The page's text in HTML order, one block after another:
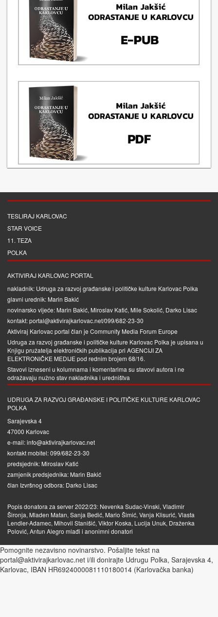
TESLIRAJ KARLOVAC
STAR VOICE
11. TEZA
POLKA
AKTIVIRAJ KARLOVAC PORTAL
nakladnik: Udruga za razvoj građanske i političke kulture Karlovac Polka
glavni urednik: Marin Bakić
novinarsko vijeće: Marin Bakić, Miroslav Katić, Mile Sokolić, Darko Lisac
kontakt: portal@aktivirajkarlovac.net/099/682-23-30
Aktiviraj Karlovac portal član je Community Media Forum Europe
Udruga za razvoj građanske i političke kulture Karlovac Polka je upisana u
Knjigu pružatelja elektroničkih publikacija pri AGENCIJI ZA
ELEKTRONIČKE MEDIJEpod rednim brojem 68/16.
Stavovi izneseni u kolumnama i komentarima su stavovi autora i ne
odražavaju nužno stav nakladnika i uredništva
UDRUGA ZA RAZVOJ GRAĐANSKE I POLITIČKE KULTURE KARLOVAC
POLKA
Sarajevska 4
47000 Karlovac
e-mail: info@aktivirajkarlovac.net
kontakt mobitel: 099/682-23-30
predsjednik: Miroslav Katić
zamjenik predsjednika: Marin Bakić
član Izvršnog odbora: Darko Lisac
Popis donatora za server 2022/23: Nevenka Sudac-Vinski, Vladimir
Šironja, Mladen Matan, Sanja Bedić, Mario Šimić, Vanja Klisurić, Vlasta
Lendler-Adamec, Mihovil Stanišić, Viktor Koska, Lucija Unuk, Draženka
Polović, Antun Alegro mlađi i anonimni donatori
Pomognite nezavisno novinarstvo. Pošaljite tekst na
portal@aktivirajkarlovac.net i/ili donirajte Udrugu Polka, Sarajevska 4,
Karlovac, IBAN HR6924000081110180014 (Karlovačka banka)